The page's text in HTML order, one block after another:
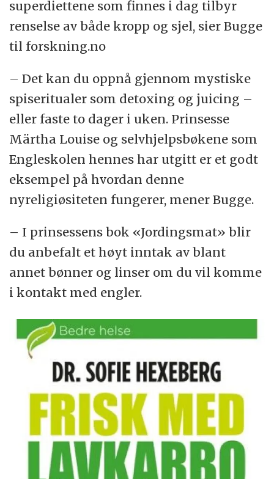
superdiettene som finnes i dag tilbyr
renselse av både kropp og sjel, sier Bugge
til forskning.no
– Det kan du oppnå gjennom mystiske
spiseritualer som detoxing og juicing –
eller faste to dager i uken. Prinsesse
Märtha Louise og selvhjelpsbøkene som
Engleskolen hennes har utgitt er et godt
eksempel på hvordan denne
nyreligiøsiteten fungerer, mener Bugge.
– I prinsessens bok «Jordingsmat» blir
du anbefalt et høyt inntak av blant
annet bønner og linser om du vil komme
i kontakt med engler.